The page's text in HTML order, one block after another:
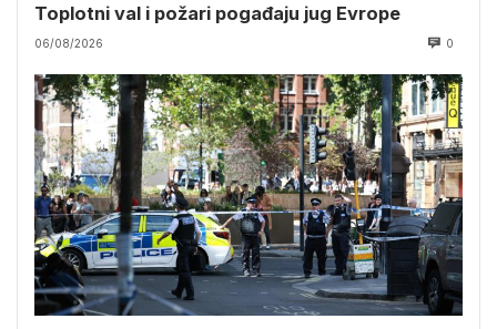
Toplotni val i požari pogađaju jug Evrope
06/08/2026 0